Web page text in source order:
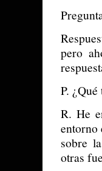
pero
P.
R. He
entorno
sobre
otras